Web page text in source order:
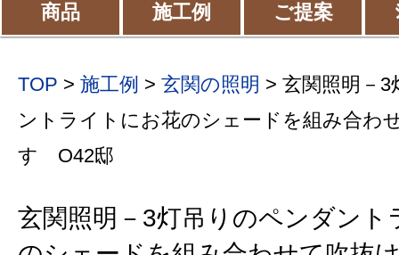
商品 施工例 ご提案
TOP > 施工例 > 玄関の照明 > 玄関照明－
ントライトにお花のシェードを組み合わ
す O42邸
玄関照明－3灯吊りのペンダント